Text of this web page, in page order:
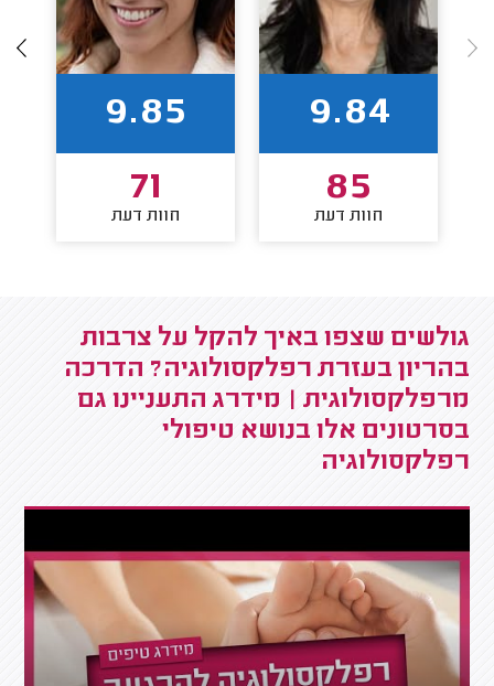
9.84
85
חוות דעת
9.85
71
חוות דעת
גולשים שצפו באיך להקל על צרבות
בהריון בעזרת רפלקסולוגיה? הדרכה
מרפלקסולוגית | מידרג התעניינו גם
בסרטונים אלו בנושא טיפולי
רפלקסולוגיה